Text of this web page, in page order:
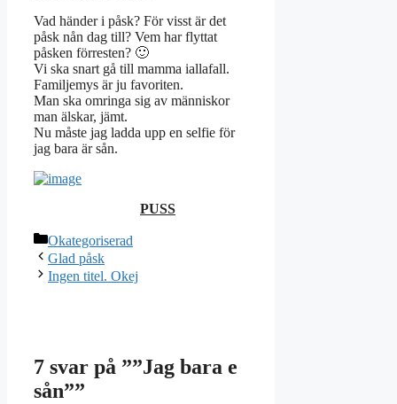
Vad händer i påsk? För visst är det
påsk nån dag till? Vem har flyttat
påsken förresten? 🙂
Vi ska snart gå till mamma iallafall.
Familjemys är ju favoriten.
Man ska omringa sig av människor
man älskar, jämt.
Nu måste jag ladda upp en selfie för
jag bara är sån.
PUSS
Kategorier
Okategoriserad
Glad påsk
Ingen titel. Okej
7 svar på ””Jag bara e
sån””